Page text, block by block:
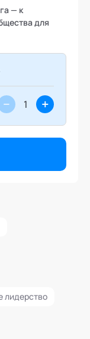
— к
для
− +
лидерство